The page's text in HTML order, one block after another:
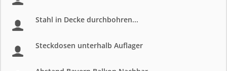
Stahl in Decke durchbohren...
Steckdosen unterhalb Auflager